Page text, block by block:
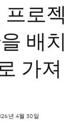
로젝
배치
가져
년 4월 30일